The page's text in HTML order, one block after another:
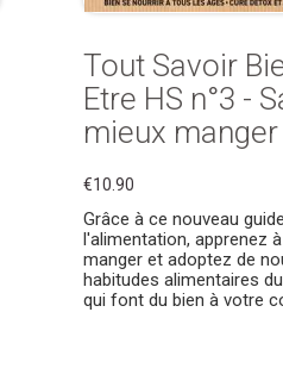
Tout Savoir
Etre HS n°3 -
mieux manger
€10.90
Grâce à ce nouveau
l'alimentation, apprenez
manger et adoptez de
habitudes alimentaires
qui font du bien à votre